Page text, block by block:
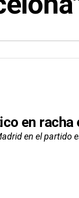
en racha
en el partido